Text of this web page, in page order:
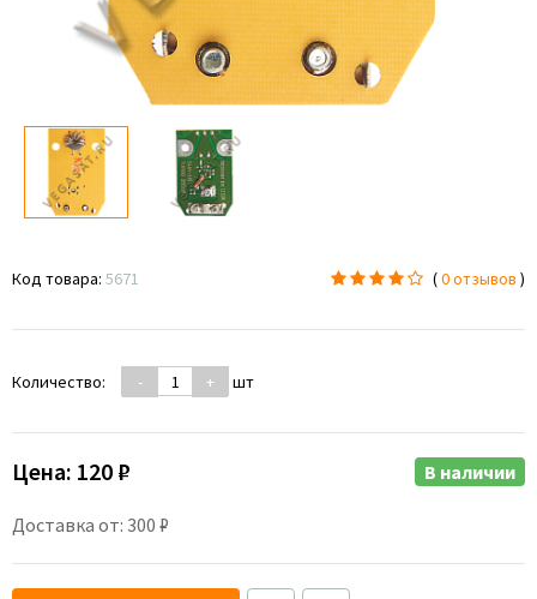
Код товара: 5671 (0 отзывов )
Количество: - + шт
Цена: 120 ₽
Доставка от: 300 ₽
В наличии